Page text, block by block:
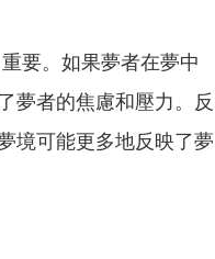
要。如果夢者在夢中
夢者的焦慮和壓力。反
境可能更多地反映了夢